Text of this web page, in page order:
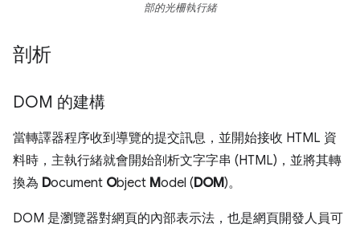
部的光柵執行緒
剖析
DOM 的建構
當轉譯器程序收到導覽的提交訊息，並開始接收 HTML 資
料時，主執行緒就會開始剖析文字字串 (HTML)，並將其轉
換為 Document Object Model (DOM)。
DOM 是瀏覽器對網頁的內部表示法，也是網頁開發人員可